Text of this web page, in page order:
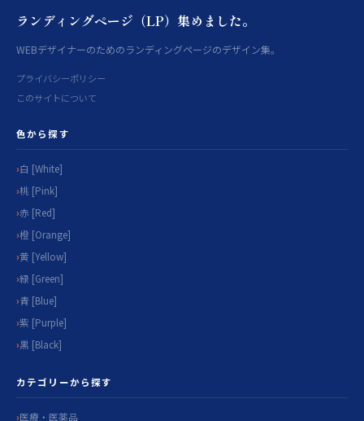
ランディングページ（LP）集めました。
WEBデザイナーのためのランディングページのデザイン集。
プライバシーポリシー
このサイトについて
色から探す
白 [White]
桃 [Pink]
赤 [Red]
橙 [Orange]
黄 [Yellow]
緑 [Green]
青 [Blue]
紫 [Purple]
黒 [Black]
カテゴリーから探す
医療・医薬品